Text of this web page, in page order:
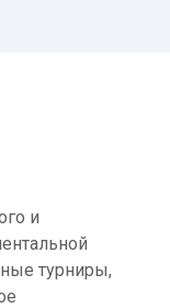
и
турниры,